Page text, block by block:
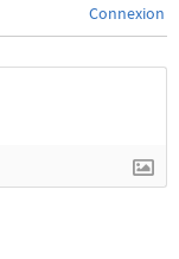
Connexion